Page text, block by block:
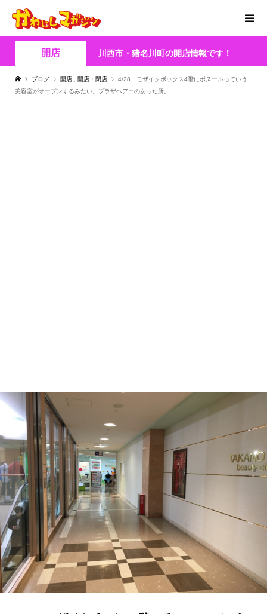
開店 川西市・猪名川町の開店情報です！
ブログ 開店 開店・閉店
4/28、モザイクボックス4階にボヌールっていう
美容室がオープンするみたい。プラザヘアーのあった所。